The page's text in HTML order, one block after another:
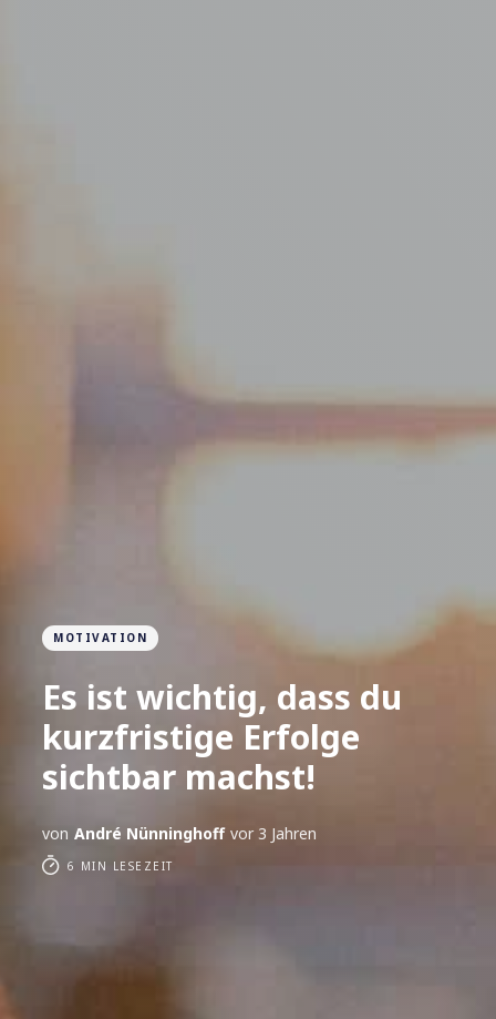
MOTIVATION
Es ist wichtig, dass du
kurzfristige Erfolge
sichtbar machst!
von André Nünninghoff vor 3 Jahren
6 MIN LESEZEIT